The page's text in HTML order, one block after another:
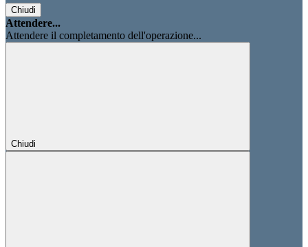
Chiudi
Attendere...
Attendere il completamento dell'operazione...
Chiudi